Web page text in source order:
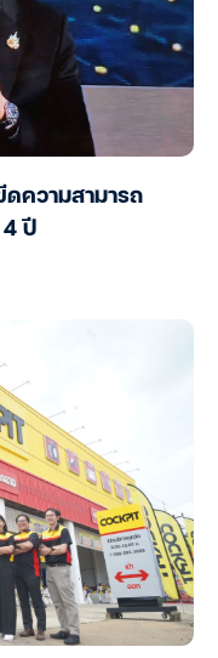
ดความสามารถ
4 ปี